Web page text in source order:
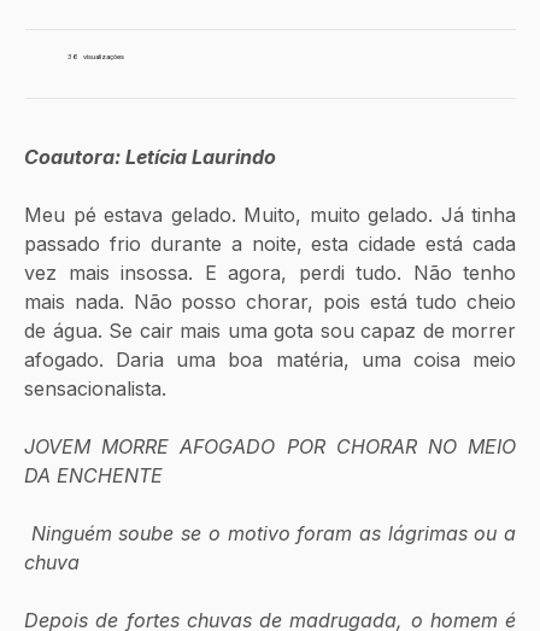
36 visualizações
Coautora: Letícia Laurindo
Meu pé estava gelado. Muito, muito gelado. Já tinha
passado frio durante a noite, esta cidade está cada
vez mais insossa. E agora, perdi tudo. Não tenho
mais nada. Não posso chorar, pois está tudo cheio
de água. Se cair mais uma gota sou capaz de morrer
afogado. Daria uma boa matéria, uma coisa meio
sensacionalista.
JOVEM MORRE AFOGADO POR CHORAR NO MEIO
DA ENCHENTE
chuva
Depois de fortes chuvas de madrugada, o homem é